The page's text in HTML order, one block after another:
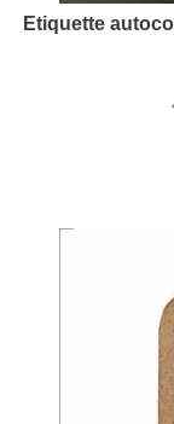
Etiquette